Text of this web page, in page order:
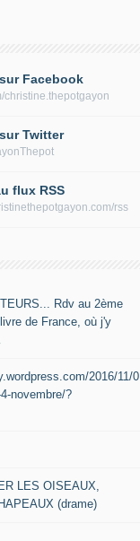
Facebook
christine.thepotgayon
Twitter
flux RSS
rss
Rdv au 2ème
de France, où j'y
2016/11/0
novembre/?
LES OISEAUX,
(drame)